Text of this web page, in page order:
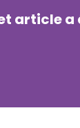
article a